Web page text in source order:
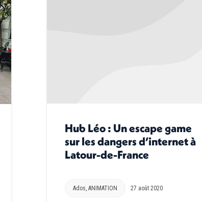
Hub Léo : Un escape game
sur les dangers d’internet à
Latour-de-France
Ados,ANIMATION 27 août 2020